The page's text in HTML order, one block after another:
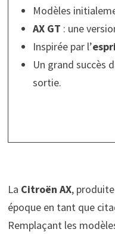
Modèles
AX GT : une
Inspirée par l’
Un grand succès
sortie.
La Citroën AX,
époque en tant que
Remplaçant les